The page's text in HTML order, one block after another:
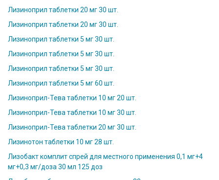
Лизиноприл таблетки 20 мг 30 шт.
Лизиноприл таблетки 20 мг 30 шт.
Лизиноприл таблетки 5 мг 30 шт.
Лизиноприл таблетки 5 мг 30 шт.
Лизиноприл таблетки 5 мг 30 шт.
Лизиноприл таблетки 5 мг 60 шт.
Лизиноприл-Тева таблетки 10 мг 20 шт.
Лизиноприл-Тева таблетки 10 мг 30 шт.
Лизиноприл-Тева таблетки 20 мг 30 шт.
Лизинотон таблетки 10 мг 28 шт.
Лизобакт комплит спрей для местного применения 0,1 мг+4
мг+0,3 мг/доза 30 мл 125 доз